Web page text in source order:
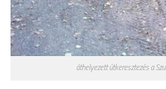
áthelyezett útkeresztezés a